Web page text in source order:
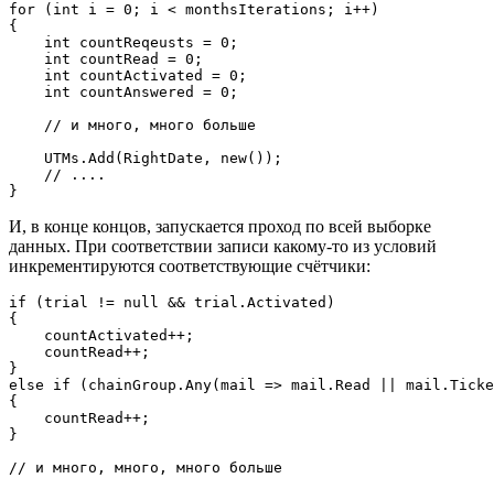
for (int i = 0; i < monthsIterations; i++)
{
    int countReqeusts = 0;
    int countRead = 0;
    int countActivated = 0;
    int countAnswered = 0;
    // и много, много больше
    UTMs.Add(RightDate, new());
    // ....
}
И, в конце концов, запускается проход по всей выборке
данных. При соответствии записи какому-то из условий
инкрементируются соответствующие счётчики:
if (trial != null && trial.Activated)
{
countActivated++;
countRead++;
}
else if (chainGroup.Any(mail => mail.Read ||
{
countRead++;
}
// и много, много, много больше